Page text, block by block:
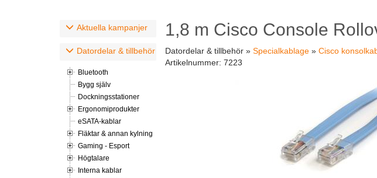
Aktuella kampanjer
Datordelar & tillbehör
Bluetooth
Bygg själv
Dockningsstationer
Ergonomiprodukter
eSATA-kablar
Fläktar & annan kylning
Gaming - Esport
Högtalare
Interna kablar
1,8 m Cisco Console
Datordelar & tillbehör » Specialkablage » Cisco
Artikelnummer: 7223